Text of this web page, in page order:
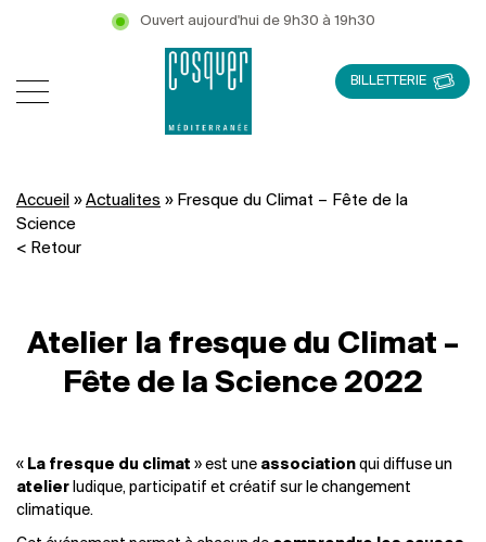
Ouvert aujourd'hui de 9h30 à 19h30
BILLETTERIE
Accueil »Actualites » Fresque du Climat – Fête de la
Science
< Retour
Atelier la fresque du Climat –
Fête de la Science 2022
« La fresque du climat » est une association qui diffuse un
atelier ludique, participatif et créatif sur le changement
climatique.